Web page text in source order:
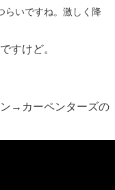
らいですね。激しく降
すけど。
→カーペンターズの